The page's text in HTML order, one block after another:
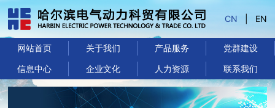
CN EN
网站首页 关于我们 产品服务
党群建设
信息中心
企业文化 人力资源 联系我们